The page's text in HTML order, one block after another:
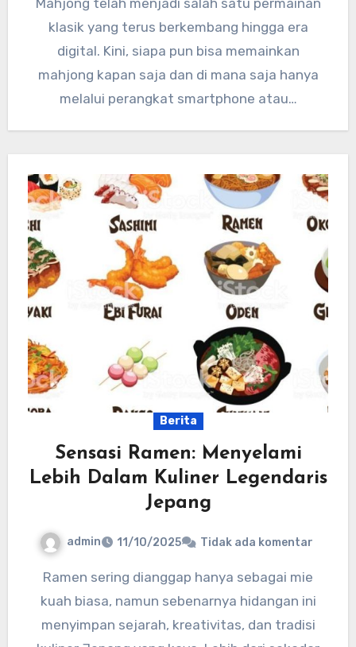
klasik yang terus berkembang hingga era
digital. Kini, siapa pun bisa memainkan
mahjong kapan saja dan di mana saja hanya
melalui perangkat smartphone atau…
Berita
Sensasi Ramen: Menyelami
Lebih Dalam Kuliner Legendaris
Jepang
admin 11/10/2025 Tidak ada komentar
Ramen sering dianggap hanya sebagai mie
kuah biasa, namun sebenarnya hidangan ini
menyimpan sejarah, kreativitas, dan tradisi